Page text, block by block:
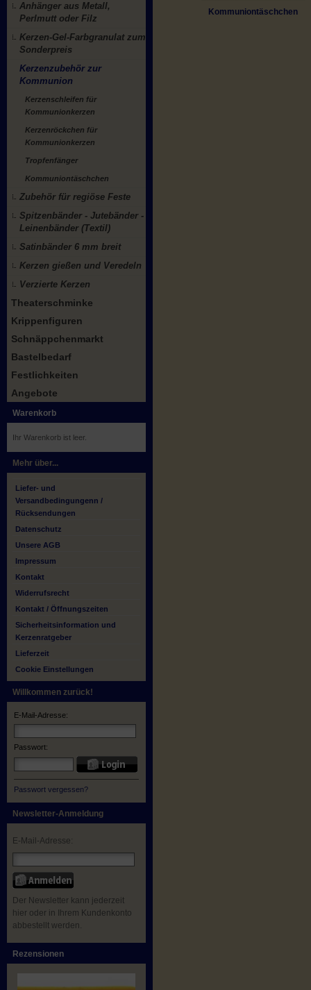
Anhänger aus Metall,
Perlmutt oder Filz
Kerzen-Gel-Farbgranulat zum
Sonderpreis
Kerzenzubehör zur
Kommunion
Kerzenschleifen für
Kommunionkerzen
Kerzenröckchen für
Kommunionkerzen
Tropfenfänger
Kommuniontäschchen
Zubehör für regiöse Feste
Spitzenbänder - Jutebänder -
Leinenbänder (Textil)
Satinbänder 6 mm breit
Kerzen gießen und Veredeln
Verzierte Kerzen
Theaterschminke
Krippenfiguren
Schnäppchenmarkt
Bastelbedarf
Festlichkeiten
Angebote
Warenkorb
Ihr Warenkorb ist leer.
Mehr über...
Liefer- und
Versandbedingungenn /
Rücksendungen
Datenschutz
Unsere AGB
Impressum
Kontakt
Widerrufsrecht
Kontakt / Öffnungszeiten
Sicherheitsinformation und
Kerzenratgeber
Lieferzeit
Cookie Einstellungen
Willkommen zurück!
E-Mail-Adresse:
Passwort:
Passwort vergessen?
Newsletter-Anmeldung
E-Mail-Adresse:
Der Newsletter kann jederzeit
hier oder in Ihrem Kundenkonto
abbestellt werden.
Rezensionen
Kommuniontäschchen